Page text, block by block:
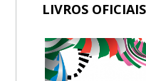
LIVROS